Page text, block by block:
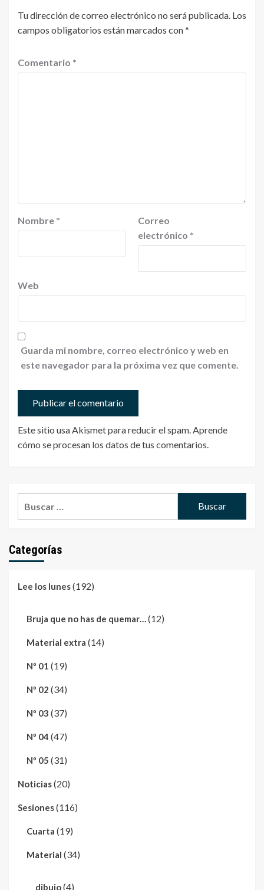
Tu dirección de correo electrónico no será publicada. Los
campos obligatorios están marcados con*
Comentario *
Nombre *
Correo
electrónico *
Web
Guarda mi nombre, correo electrónico y web en
este navegador para la próxima vez que comente.
Este sitio usa Akismet para reducir el spam. Aprende
cómo se procesan los datos de tus comentarios
Categorías
Lee los lunes(192)
Bruja que no has de quemar…(12)
Material extra (14)
Nº 01 (19)
Nº 02 (34)
Nº 03 (37)
Nº 04 (47)
Nº 05 (31)
Noticias(20)
Sesiones(116)
Cuarta (19)
Material (34)
dibujo(4)